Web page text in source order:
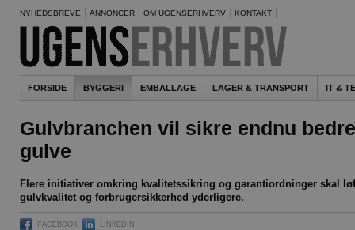
NYHEDSBREVE ANNONCER OM UGENSERHVERV KONTAKT
FORSIDE BYGGERI EMBALLAGE LAGER & TRANSPORT IT &
Gulvbranchen vil sikre endnu bedre
gulve
Flere initiativer omkring kvalitetssikring og garantiordninger skal
gulvkvalitet og forbrugersikkerhed yderligere.
FACEBOOK LINKEDIN